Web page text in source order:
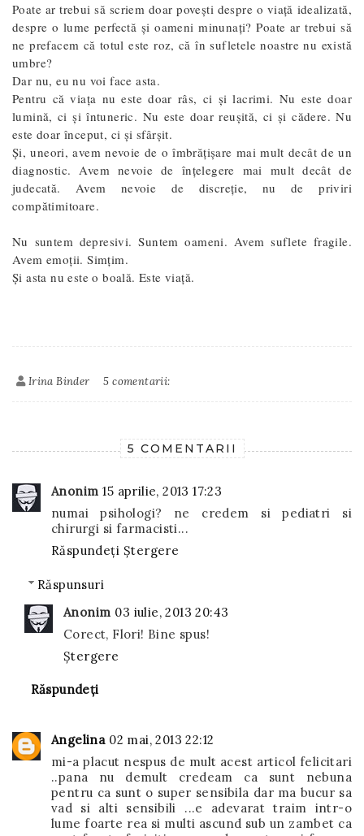
Poate ar trebui să scriem doar povești despre o viață idealizată,
despre o lume perfectă și oameni minunați? Poate ar trebui să
ne prefacem că totul este roz, că în sufletele noastre nu există
umbre?
Dar nu, eu nu voi face asta.
Pentru că viața nu este doar râs, ci și lacrimi. Nu este doar
lumină, ci și întuneric. Nu este doar reușită, ci și cădere. Nu
este doar început, ci și sfârșit.
Și, uneori, avem nevoie de o îmbrățișare mai mult decât de un
diagnostic. Avem nevoie de înțelegere mai mult decât de
judecată. Avem nevoie de discreție, nu de priviri
compătimitoare.
Nu suntem depresivi. Suntem oameni. Avem suflete fragile.
Avem emoții. Simțim.
Și asta nu este o boală. Este viață.
Irina Binder 5 comentarii:
5 COMENTARII
Anonim 15 aprilie, 2013 17:23
numai psihologi? ne credem si pediatri si
chirurgi si farmacisti...
Răspundeți Ștergere
Răspunsuri
Anonim 03 iulie, 2013 20:43
Corect, Flori! Bine spus!
Ștergere
Răspundeți
Angelina 02 mai, 2013 22:12
mi-a placut nespus de mult acest articol felicitari
..pana nu demult credeam ca sunt nebuna
pentru ca sunt o super sensibila dar ma bucur sa
vad si alti sensibili ...e adevarat traim intr-o
lume foarte rea si multi ascund sub un zambet ca